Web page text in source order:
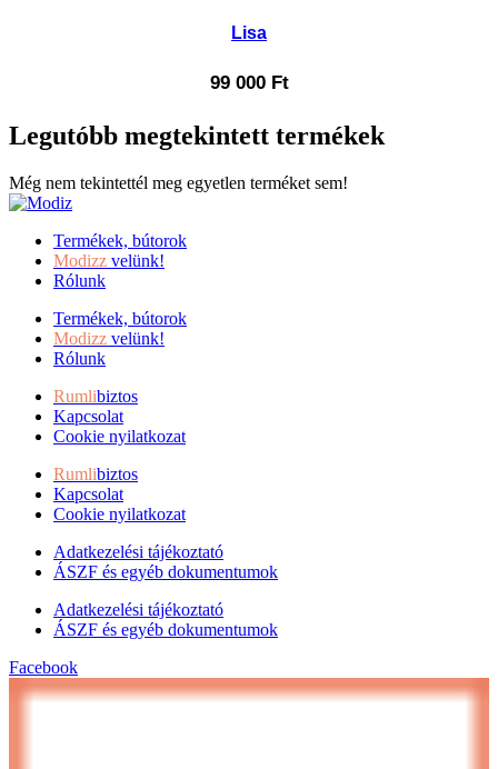
Lisa
99 000 Ft
Legutóbb megtekintett termékek
Még nem tekintettél meg egyetlen terméket sem!
Termékek, bútorok
Modizz velünk!
Rólunk
Termékek, bútorok
Modizz velünk!
Rólunk
Rumlibiztos
Kapcsolat
Cookie nyilatkozat
Rumlibiztos
Kapcsolat
Cookie nyilatkozat
Adatkezelési tájékoztató
ÁSZF és egyéb dokumentumok
Adatkezelési tájékoztató
ÁSZF és egyéb dokumentumok
Facebook